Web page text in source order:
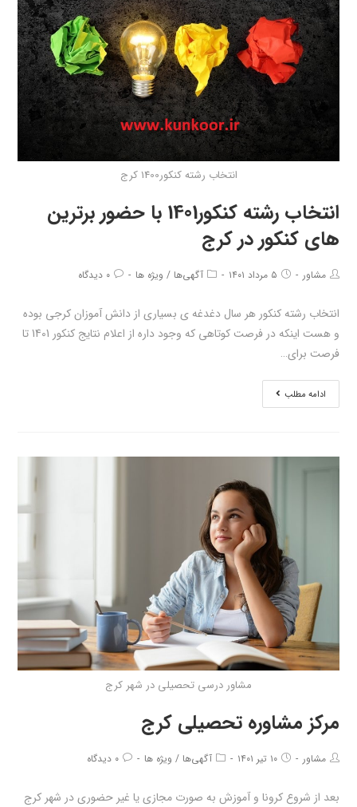
انتخاب رشته کنکور1400 کرج
انتخاب رشته کنکور1401 با حضور برترین
های کنکور در کرج
مشاور ۵ مرداد ۱۴۰۱ آگهی‌ها / ویژه ها ۰ دیدگاه
انتخاب رشته کنکور هر سال دغدغه ی بسیاری از دانش آموزان کرجی بوده
و هست اینکه در فرصت کوتاهی که وجود داره از اعلام نتایج کنکور 1401 تا
فرصت برای…
ادامه مطلب
مشاور درسی تحصیلی در شهر کرج
مرکز مشاوره تحصیلی کرج
مشاور ۱۰ تیر ۱۴۰۱ آگهی‌ها / ویژه ها ۰ دیدگاه
بعد از شروع کرونا و آموزش به صورت مجازی یا غیر حضوری در شهر کرج